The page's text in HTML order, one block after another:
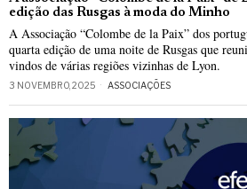
edição das Rusgas à moda do Minho
A Associação “Colombe de la Paix” dos
quarta edição de uma noite de Rusgas que
vindos de várias regiões vizinhas de Lyon.
3 NOVEMBRO, 2025 ASSOCIAÇÕES